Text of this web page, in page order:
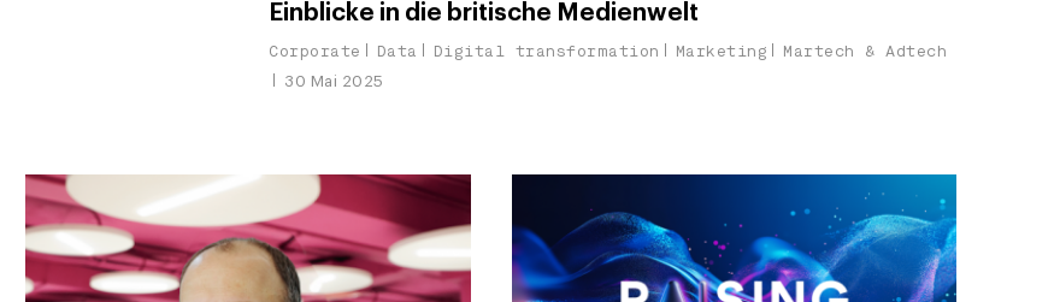
Einblicke in die britische Medienwelt
Corporate Data Digital transformation Marketing Martech & Adtech
30 Mai 2025